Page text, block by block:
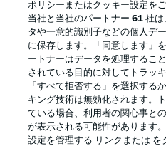
プライバシー・ポリシー
利用条件
ポリシー またはクッキー設定を
当社と当社のパートナー 61社は
タや一意的識別子などの個人デ
に保存します。「同意します」
ートナーはデータを処理するこ
されている目的に対してトラッ
「すべて拒否する」を選択する
キング技術は無効化されます。
ている場合、利用者の関心事と
が表示される可能性があります
設定を管理する リンクまたは